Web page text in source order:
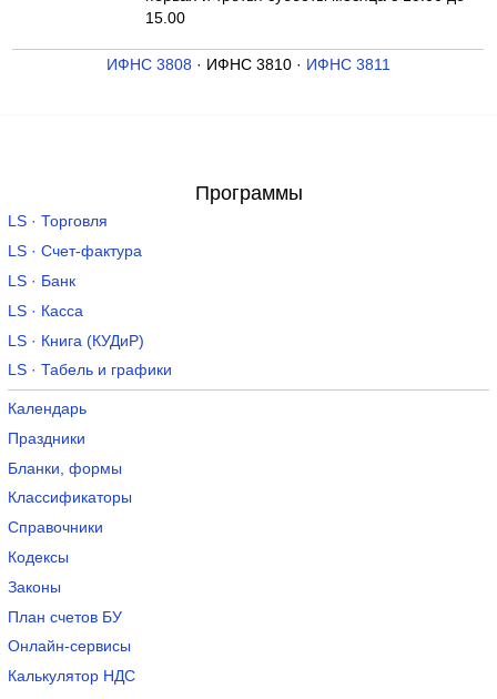
15.00
ИФНС 3808 · ИФНС 3810 · ИФНС 3811
Программы
LS · Торговля
LS · Счет-фактура
LS · Банк
LS · Касса
LS · Книга (КУДиР)
LS · Табель и графики
Календарь
Праздники
Бланки, формы
Классификаторы
Справочники
Кодексы
Законы
План счетов БУ
Онлайн-сервисы
Калькулятор НДС